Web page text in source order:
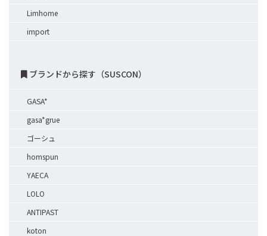
Limhome
import
ブランドから探す（SUSCON）
GASA*
gasa*grue
ゴーシュ
homspun
YAECA
LOLO
ANTIPAST
koton